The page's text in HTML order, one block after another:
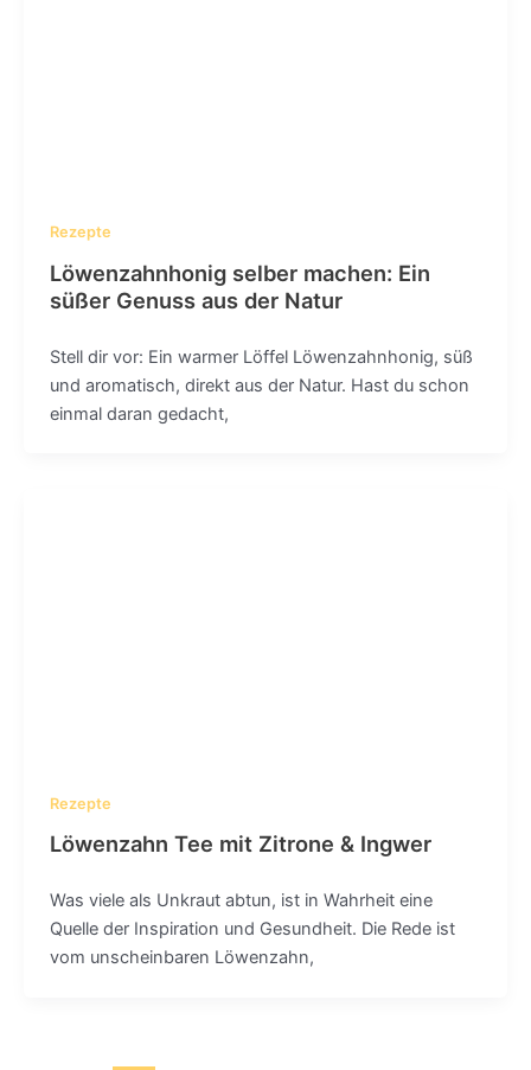
Rezepte
Löwenzahnhonig selber machen: Ein
süßer Genuss aus der Natur
Stell dir vor: Ein warmer Löffel Löwenzahnhonig, süß
und aromatisch, direkt aus der Natur. Hast du schon
einmal daran gedacht,
Rezepte
Löwenzahn Tee mit Zitrone & Ingwer
Was viele als Unkraut abtun, ist in Wahrheit eine
Quelle der Inspiration und Gesundheit. Die Rede ist
vom unscheinbaren Löwenzahn,